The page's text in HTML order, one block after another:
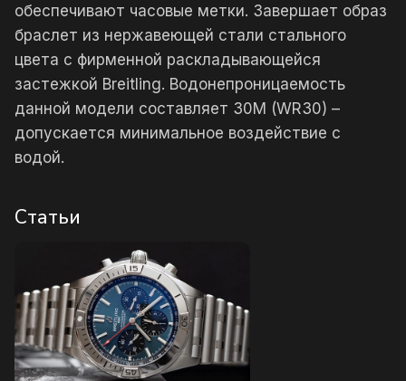
обеспечивают часовые метки. Завершает образ
браслет из нержавеющей стали стального
цвета с фирменной раскладывающейся
застежкой Breitling. Водонепроницаемость
данной модели составляет 30М (WR30) –
допускается минимальное воздействие с
водой.
Статьи